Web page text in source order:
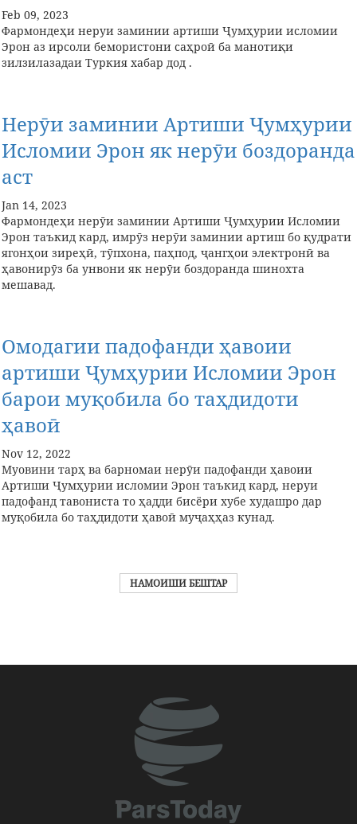
Feb 09, 2023
Фармондеҳи неруи заминии артиши Ҷумҳурии исломии
Эрон аз ирсоли бемористони саҳроӣ ба манотиқи
зилзилазадаи Туркия хабар дод .
Нерӯи заминии Артиши Ҷумҳурии
Исломии Эрон як нерӯи боздоранда
аст
Jan 14, 2023
Фармондеҳи нерӯи заминии Артиши Ҷумҳурии Исломии
Эрон таъкид кард, имрӯз нерӯи заминии артиш бо қудрати
ягонҳои зиреҳӣ, тӯпхона, паҳпод, ҷангҳои электронӣ ва
ҳавонирӯз ба унвони як нерӯи боздоранда шинохта
мешавад.
Омодагии падофанди ҳавоии
артиши Ҷумҳурии Исломии Эрон
барои муқобила бо таҳдидоти
ҳавоӣ
Nov 12, 2022
Муовини тарҳ ва барномаи нерӯи падофанди ҳавоии
Артиши Ҷумҳурии исломии Эрон таъкид кард, неруи
падофанд тавониста то ҳадди бисёри хубе худашро дар
муқобила бо таҳдидоти ҳавоӣ муҷаҳҳаз кунад.
НАМОИШИ БЕШТАР